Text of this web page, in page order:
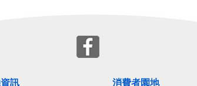
訊 消費者園地